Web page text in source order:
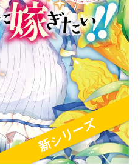
新シリーズ